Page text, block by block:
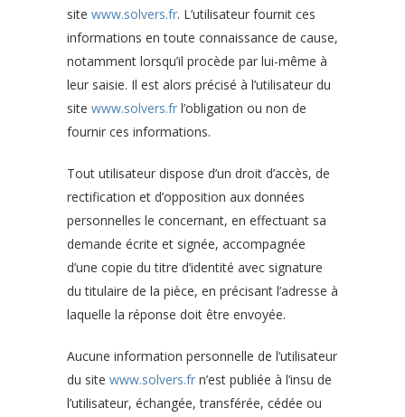
site www.solvers.fr. L’utilisateur fournit ces
informations en toute connaissance de cause,
notamment lorsqu’il procède par lui-même à
leur saisie. Il est alors précisé à l’utilisateur du
site www.solvers.fr l’obligation ou non de
fournir ces informations.
Tout utilisateur dispose d’un droit d’accès, de
rectification et d’opposition aux données
personnelles le concernant, en effectuant sa
demande écrite et signée, accompagnée
d’une copie du titre d’identité avec signature
du titulaire de la pièce, en précisant l’adresse à
laquelle la réponse doit être envoyée.
Aucune information personnelle de l’utilisateur
du site www.solvers.fr n’est publiée à l’insu de
l’utilisateur, échangée, transférée, cédée ou